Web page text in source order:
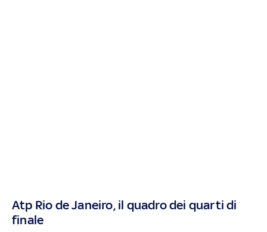
Atp Rio de Janeiro, il quadro dei quarti di
finale